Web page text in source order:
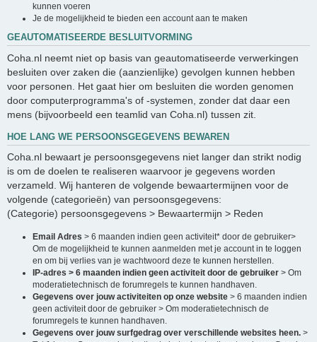
kunnen voeren
Je de mogelijkheid te bieden een account aan te maken
GEAUTOMATISEERDE BESLUITVORMING
Coha.nl neemt niet op basis van geautomatiseerde verwerkingen
besluiten over zaken die (aanzienlijke) gevolgen kunnen hebben
voor personen. Het gaat hier om besluiten die worden genomen
door computerprogramma's of -systemen, zonder dat daar een
mens (bijvoorbeeld een teamlid van Coha.nl) tussen zit.
HOE LANG WE PERSOONSGEGEVENS BEWAREN
Coha.nl bewaart je persoonsgegevens niet langer dan strikt nodig
is om de doelen te realiseren waarvoor je gegevens worden
verzameld. Wij hanteren de volgende bewaartermijnen voor de
volgende (categorieën) van persoonsgegevens:
(Categorie) persoonsgegevens > Bewaartermijn > Reden
Email Adres > 6 maanden indien geen activiteit* door de gebruiker>
Om de mogelijkheid te kunnen aanmelden met je account in te loggen
en om bij verlies van je wachtwoord deze te kunnen herstellen.
IP-adres > 6 maanden indien geen activiteit door de gebruiker > Om
moderatietechnisch de forumregels te kunnen handhaven.
Gegevens over jouw activiteiten op onze website > 6 maanden indien
geen activiteit door de gebruiker > Om moderatietechnisch de
forumregels te kunnen handhaven.
Gegevens over jouw surfgedrag over verschillende websites heen. >